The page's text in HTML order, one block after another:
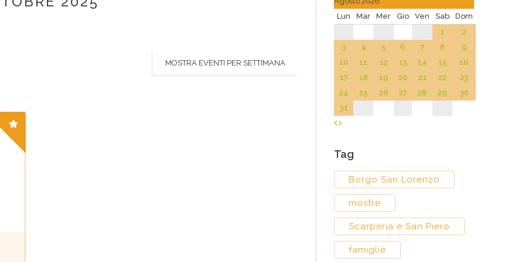
MOSTRA EVENTI PER SETTIMANA
Lun
Mar Mer Gio Ven Sab
Dom
1
2
3
4 5 6 7 8
9
10
11 12 13 14 15
16
17
18 19 20 21 22
23
24
25 26 27 28 29
30
31
Tag
Borgo San Lorenzo
mostre
Scarperia e San Piero
famiglie